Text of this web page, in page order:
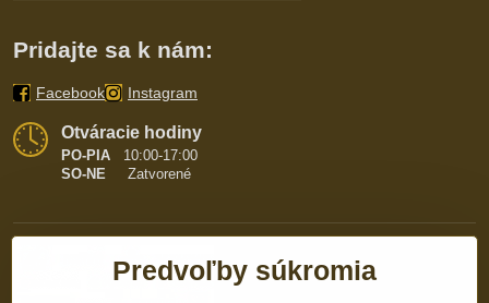
Pridajte sa k nám:
Facebook Instagram
Otváracie hodiny
PO-PIA
10:00-17:00
SO-NE Zatvorené
Predvoľby súkromia